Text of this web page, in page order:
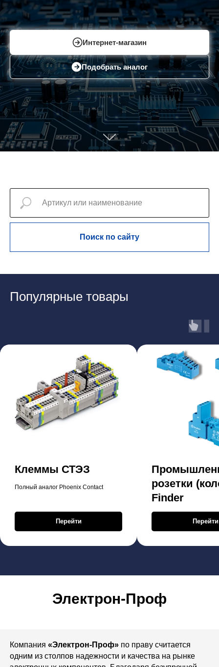
Интернет-магазин
Подобрать аналог
Поиск по сайту
Популярные товары
Клеммы СТЭЗ
Полный аналог Phoenix Contact
Перейти
розетки
Finder
Перейти
Электрон-Проф
Компания «Электрон-Проф» по праву считается
одним из столпов надежности и качества на рынке